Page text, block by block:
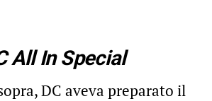
All In Special
DC aveva preparato il